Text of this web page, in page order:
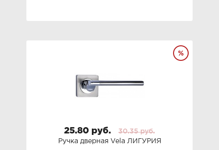
25.80 руб.
30.35 руб.
Ручка дверная Vela ЛИГУРИЯ